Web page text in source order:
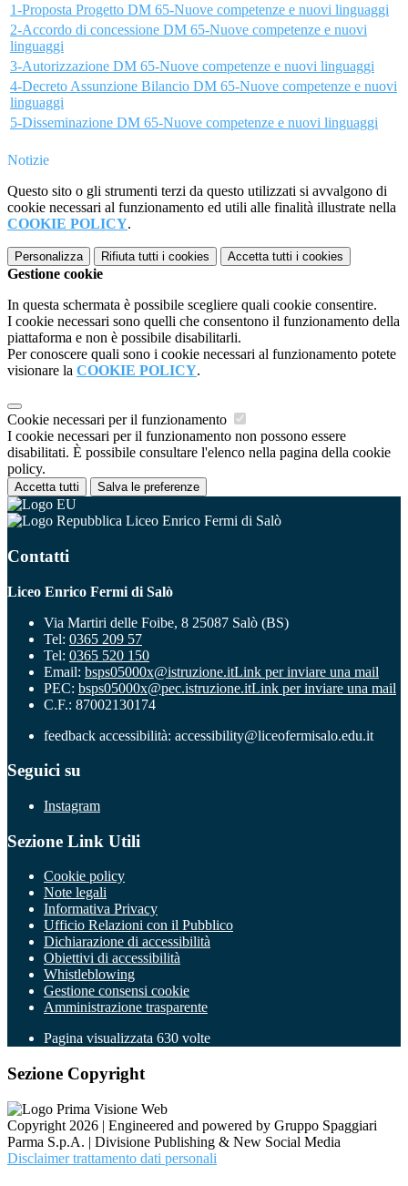
1-Proposta Progetto DM 65-Nuove competenze e nuovi linguaggi
2-Accordo di concessione DM 65-Nuove competenze e nuovi
linguaggi
3-Autorizzazione DM 65-Nuove competenze e nuovi linguaggi
4-Decreto Assunzione Bilancio DM 65-Nuove competenze e nuovi
linguaggi
5-Disseminazione DM 65-Nuove competenze e nuovi linguaggi
Notizie
Questo sito o gli strumenti terzi da questo utilizzati si avvalgono di
cookie necessari al funzionamento ed utili alle finalità illustrate nella
COOKIE POLICY.
Personalizza Rifiuta tutti i cookies Accetta tutti i cookies
Gestione cookie
In questa schermata è possibile scegliere quali cookie consentire.
I cookie necessari sono quelli che consentono il funzionamento della
piattaforma e non è possibile disabilitarli.
Per conoscere quali sono i cookie necessari al funzionamento potete
visionare la COOKIE POLICY.
Cookie necessari per il funzionamento
I cookie necessari per il funzionamento non possono essere
disabilitati. È possibile consultare l'elenco nella pagina della cookie
policy.
Accetta tutti Salva le preferenze
Liceo Enrico Fermi di Salò
Contatti
Liceo Enrico Fermi di Salò
Via Martiri delle Foibe, 8 25087 Salò (BS)
Tel: 0365 209 57
Tel: 0365 520 150
Email: bsps05000x@istruzione.itLink per inviare una mail
PEC: bsps05000x@pec.istruzione.itLink per inviare una mail
C.F.: 87002130174
feedback accessibilità: accessibility@liceofermisalo.edu.it
Seguici su
Instagram
Sezione Link Utili
Cookie policy
Note legali
Informativa Privacy
Ufficio Relazioni con il Pubblico
Dichiarazione di accessibilità
Obiettivi di accessibilità
Whistleblowing
Gestione consensi cookie
Amministrazione trasparente
Pagina visualizzata 630 volte
Sezione Copyright
Copyright 2026 | Engineered and powered by Gruppo Spaggiari
Parma S.p.A. | Divisione Publishing & New Social Media
Disclaimer trattamento dati personali